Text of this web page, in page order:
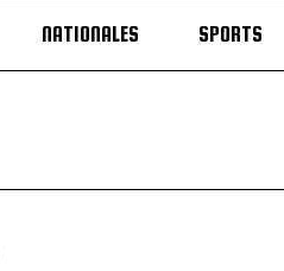
NATIONALES SPORTS